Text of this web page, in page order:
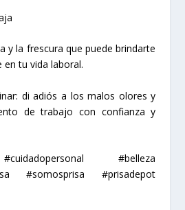
y la frescura que puede brindarte
tu vida laboral.
di adiós a los malos olores y
de trabajo con confianza y
#belleza
#somosprisa #prisadepot